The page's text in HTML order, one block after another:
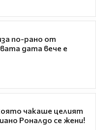
по-рано от
дата вече е
чакаше целият
Роналдо се жени!